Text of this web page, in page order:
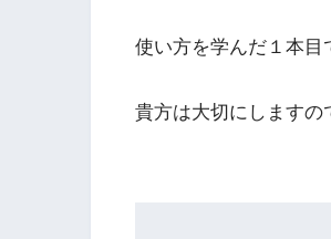
使い方を学んだ１本目
貴方は大切にしますの